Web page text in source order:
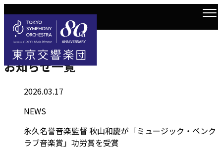
トップ お知らせ一覧
Information
お知らせ一覧
2026.03.17
NEWS
永久名誉音楽監督 秋山和慶が「ミュージック・ペンク
ラブ音楽賞」功労賞を受賞